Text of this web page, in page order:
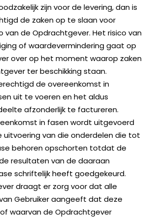
zijn voor de levering, dan is
de zaken op te slaan voor
van de Opdrachtgever. Het risico van
of waardevermindering gaat op
over op het moment waarop zaken
ter beschikking staan.
de overeenkomst in
uit te voeren en het aldus
afzonderlijk te factureren.
in fasen wordt uitgevoerd
uitvoering van die onderdelen die tot
behoren opschorten totdat de
resultaten van de daaraan
schriftelijk heeft goedgekeurd.
draagt er zorg voor dat alle
Gebruiker aangeeft dat deze
waarvan de Opdrachtgever